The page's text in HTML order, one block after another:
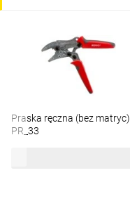
Praska ręczna (bez matryc)
PR_33